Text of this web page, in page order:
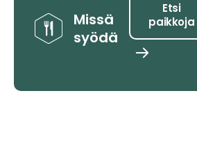
Missä
syödä
Etsi
paikkoja
Etsi